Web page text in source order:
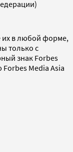
их в любой форме,
только с
знак Forbes
Media Asia